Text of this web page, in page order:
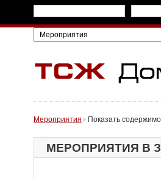
Мероприятия Показать
МЕРОПРИЯТИЯ В